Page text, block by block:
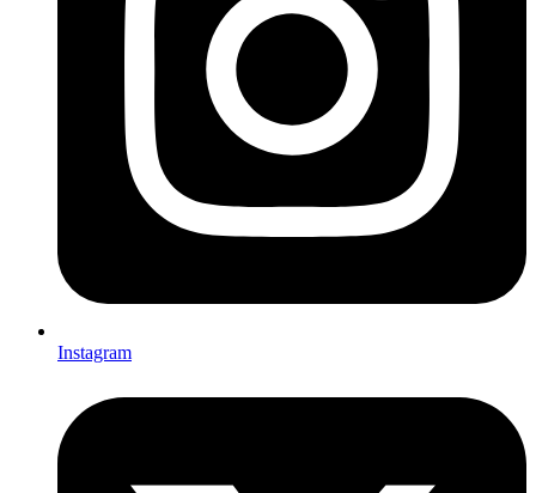
Instagram